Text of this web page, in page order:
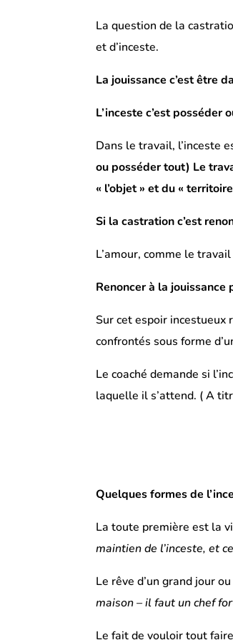
La question de la
et d’inceste.
La jouissance c’est être
L’inceste c’est
Dans le travail, l’inceste
ou posséder tout) Le
« l’objet » et du «
Si la castration c’est
L’amour, comme le
Renoncer à la jouissance
Sur cet espoir incestueux
confrontés sous forme
Le coaché demande si
laquelle il s’attend. ( A
Quelques formes de
La toute première est la
maintien de l’inceste, et
Le rêve d’un grand jour
maison – il faut un chef
Le fait de vouloir tout